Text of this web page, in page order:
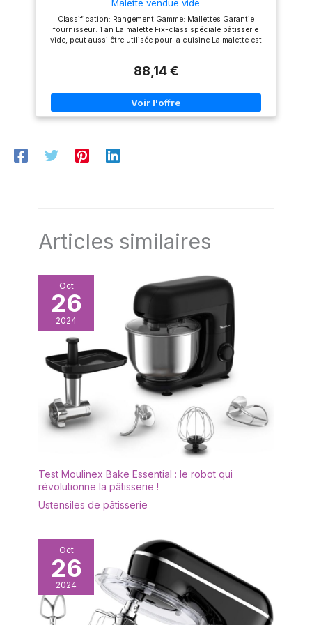
Malette vendue vide
Classification: Rangement Gamme: Mallettes Garantie
fournisseur: 1 an La malette Fix-class spéciale pâtisserie
vide, peut aussi être utilisée pour la cuisine La malette est
88,14 €
Articles similaires
Oct
26
2024
Test Moulinex Bake Essential : le robot qui
révolutionne la pâtisserie !
Ustensiles de pâtisserie
Oct
26
2024